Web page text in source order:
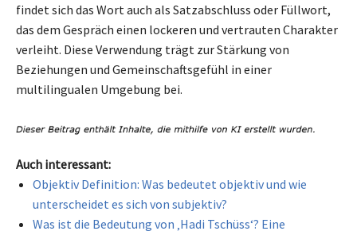
findet sich das Wort auch als Satzabschluss oder Füllwort,
das dem Gespräch einen lockeren und vertrauten Charakter
verleiht. Diese Verwendung trägt zur Stärkung von
Beziehungen und Gemeinschaftsgefühl in einer
multilingualen Umgebung bei.
Auch interessant:
Objektiv Definition: Was bedeutet objektiv und wie
unterscheidet es sich von subjektiv?
Was ist die Bedeutung von ‚Hadi Tschüss‘? Eine